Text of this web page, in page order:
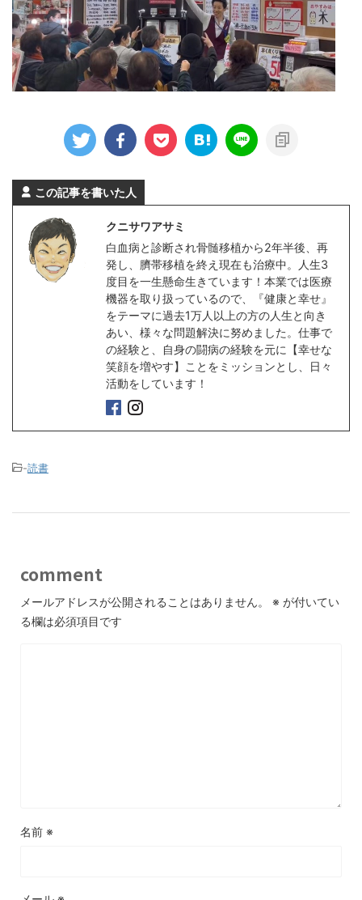
この記事を書いた人
クニサワアサミ
白血病と診断され骨髄移植から2年半後、再
発し、臍帯移植を終え現在も治療中。人生3
度目を一生懸命生きています！本業では医療
機器を取り扱っているので、『健康と幸せ』
をテーマに過去1万人以上の方の人生と向き
あい、様々な問題解決に努めました。仕事で
の経験と、自身の闘病の経験を元に【幸せな
笑顔を増やす】ことをミッションとし、日々
活動をしています！
-読書
comment
メールアドレスが公開されることはありません。 ※ が付いてい
る欄は必須項目です
名前 ※